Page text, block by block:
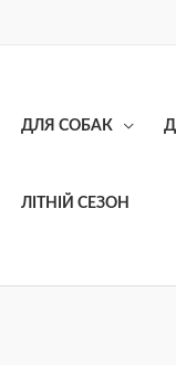
ДЛЯ СОБАК
ЛІТНІЙ СЕЗОН